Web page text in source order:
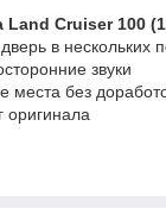
Land Cruiser 100
в нескольких
звуки
места без
оригинала